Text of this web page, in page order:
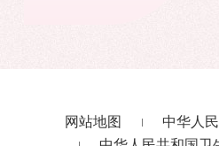
网站地图
中华人